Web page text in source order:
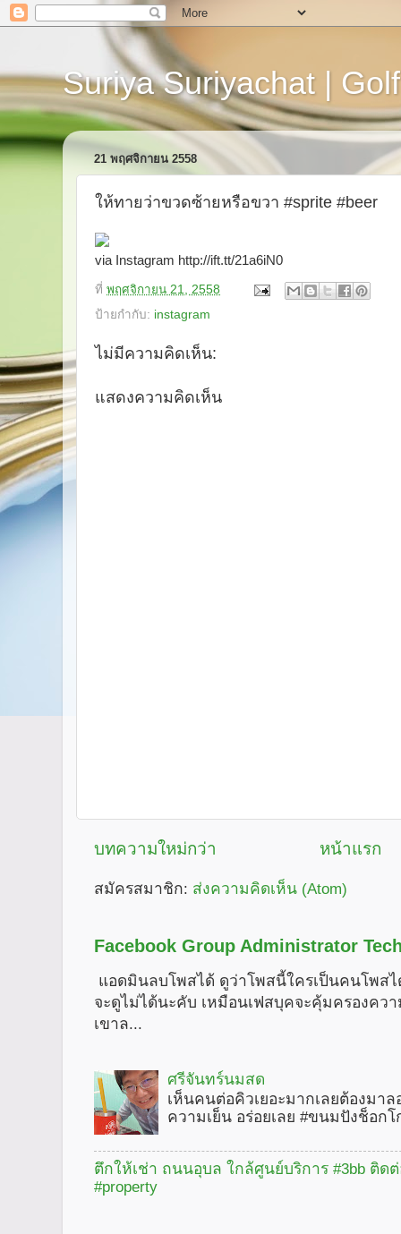
Suriya Suriyachat | Golf
21 พฤศจิกายน 2558
ให้ทายว่าขวดซ้ายหรือขวา #sprite #beer
via Instagram http://ift.tt/21a6iN0
ที่ พฤศจิกายน 21, 2558
ป้ายกำกับ: instagram
ไม่มีความคิดเห็น:
แสดงความคิดเห็น
บทความใหม่กว่า หน้าแรก
สมัครสมาชิก: ส่งความคิดเห็น (Atom)
Facebook Group Administrator
แอดมินลบโพสได้ ดูว่าโพสนี้ใครเป็นคนโพส
จะดูไม่ได้นะคับ เหมือนเฟสบุคจะคุ้มครองคว
เขาล...
ศรีจันทร์นมสด
เห็นคนต่อคิวเยอะมากเลยต้องมา
ความเย็น อร่อยเลย #ขนมปังช็อก
ตึกให้เช่า ถนนอุบล ใกล้ศูนย์บริการ #3bb ติดต่
#property